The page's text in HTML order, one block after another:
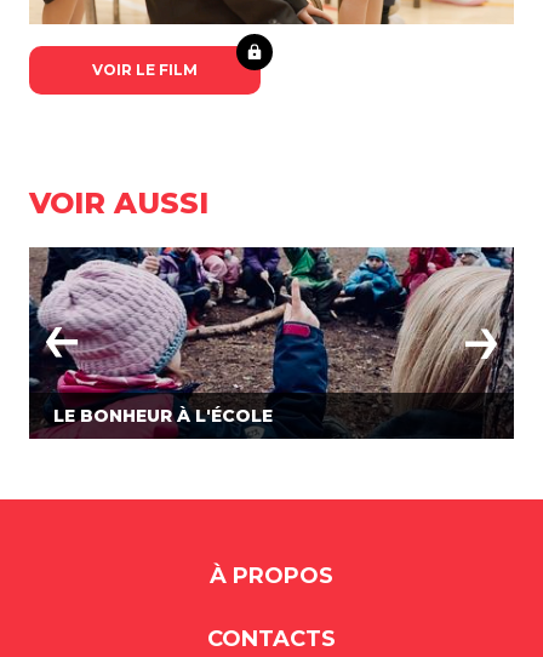
VOIR LE FILM
VOIR AUSSI
LE BONHEUR À L'ÉCOLE
À PROPOS
CONTACTS